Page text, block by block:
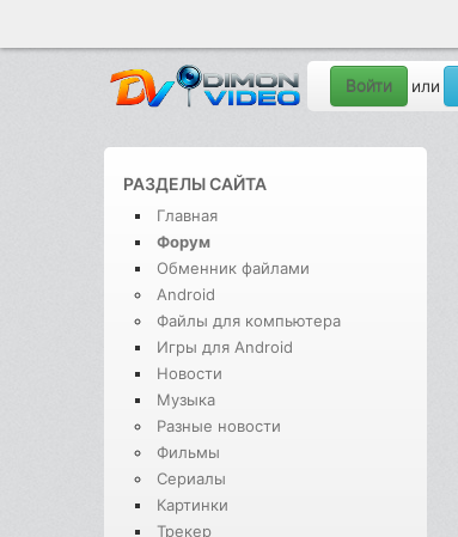
Войти или
РАЗДЕЛЫ САЙТА
Главная
Форум
Обменник файлами
Android
Файлы для компьютера
Игры для Android
Новости
Музыка
Разные новости
Фильмы
Сериалы
Картинки
Трекер